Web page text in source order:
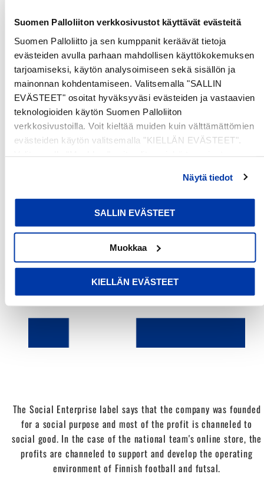
Suomen Palloliiton verkkosivustot käyttävät evästeitä
Suomen Palloliitto ja sen kumppanit keräävät tietoja
evästeiden avulla parhaan mahdollisen käyttökokemuksen
tarjoamiseksi, käytön analysoimiseen sekä sisällön ja
mainonnan kohdentamiseen. Valitsemalla "SALLIN
EVÄSTEET" osoitat hyväksyväsi evästeiden ja vastaavien
teknologioiden käytön Suomen Palloliiton
verkkosivustoilla. Voit kieltää muiden kuin välttämättömien
evästeiden käytön valitsemalla "KIELLÄN EVÄSTEET".
suostumuksesi tai muuttaa sitä milloin tahansa. Lue lisää
evästeselosteestamme.
Näytä tiedot
SALLIN EVÄSTEET
Muokkaa
KIELLÄN EVÄSTEET
No items found
The Social Enterprise label says that the company was founded
for a social purpose and most of the profit is channeled to
social good. In the case of the national team's online store, the
profits are channeled to support and develop the operating
environment of Finnish football and futsal.